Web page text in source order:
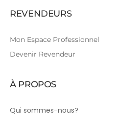
REVENDEURS
Mon Espace Professionnel
Devenir Revendeur
À PROPOS
Qui sommes-nous?